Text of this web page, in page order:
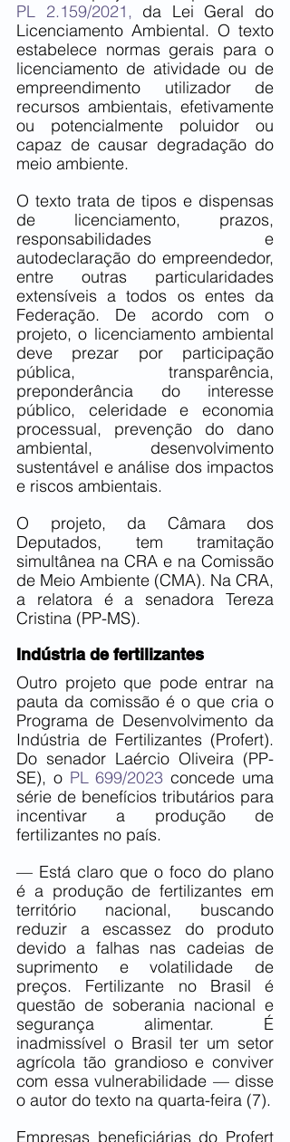
PL 2.159/2021, da Lei Geral do
Licenciamento Ambiental. O texto
estabelece normas gerais para o
licenciamento de atividade ou de
empreendimento utilizador de
recursos ambientais, efetivamente
ou potencialmente poluidor ou
capaz de causar degradação do
meio ambiente.
O texto trata de tipos e dispensas
de licenciamento, prazos,
responsabilidades e
autodeclaração do empreendedor,
entre outras particularidades
extensíveis a todos os entes da
Federação. De acordo com o
projeto, o licenciamento ambiental
deve prezar por participação
pública, transparência,
preponderância do interesse
público, celeridade e economia
processual, prevenção do dano
ambiental, desenvolvimento
sustentável e análise dos impactos
e riscos ambientais.
O projeto, da Câmara dos
Deputados, tem tramitação
simultânea na CRA e na Comissão
de Meio Ambiente (CMA). Na CRA,
a relatora é a senadora Tereza
Cristina (PP-MS).
Indústria de fertilizantes
Outro projeto que pode entrar na
pauta da comissão é o que cria o
Programa de Desenvolvimento da
Indústria de Fertilizantes (Profert).
Do senador Laércio Oliveira (PP-
SE), o PL 699/2023 concede uma
série de benefícios tributários para
incentivar a produção de
fertilizantes no país.
— Está claro que o foco do plano
é a produção de fertilizantes em
território nacional, buscando
reduzir a escassez do produto
devido a falhas nas cadeias de
suprimento e volatilidade de
preços. Fertilizante no Brasil é
questão de soberania nacional e
segurança alimentar. É
inadmissível o Brasil ter um setor
agrícola tão grandioso e conviver
com essa vulnerabilidade — disse
o autor do texto na quarta-feira (7).
Empresas beneficiárias do Profert